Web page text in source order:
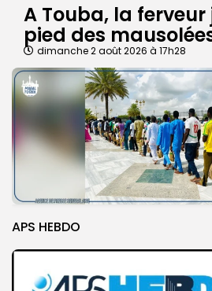
A Touba, la
pied des
dimanche 2 août 2026 à 17h28
APS HEBDO